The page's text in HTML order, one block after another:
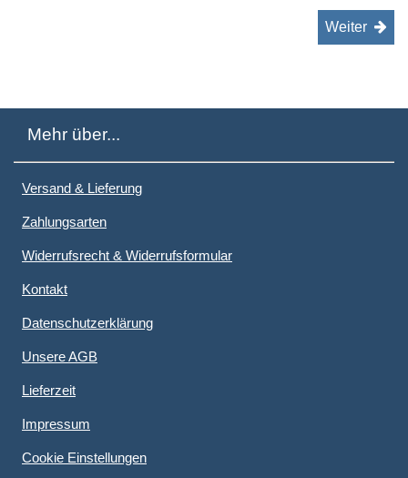
Weiter
Mehr über...
Versand & Lieferung
Zahlungsarten
Widerrufsrecht & Widerrufsformular
Kontakt
Datenschutzerklärung
Unsere AGB
Lieferzeit
Impressum
Cookie Einstellungen